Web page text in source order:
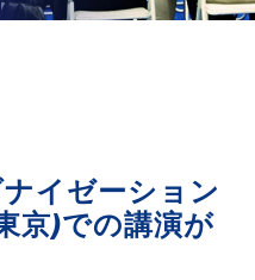
イゼーション
京)での講演が